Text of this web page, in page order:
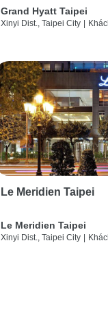
Grand Hyatt Taipei
Xinyi Dist., Taipei City
Le Meridien Taipei
Le Meridien Taipei
Xinyi Dist., Taipei City |